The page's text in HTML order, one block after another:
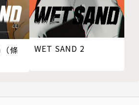
條
WET SAND 2